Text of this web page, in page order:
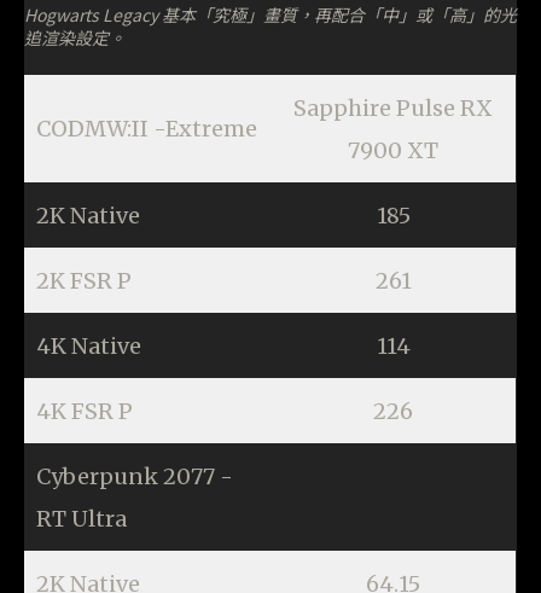
Hogwarts Legacy 基本「究極」畫質，再配合「中」或「高」的光
追渲染設定。
CODMW:II -Extreme
Sapphire Pulse RX
7900 XT
2K Native 185
2K FSR P 261
4K Native 114
4K FSR P 226
Cyberpunk 2077 -
RT Ultra
2K Native 64.15